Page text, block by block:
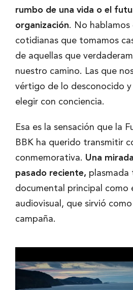
rumbo de una vida o el
organización. No hablamos
cotidianas que tomamos
de aquellas que
nuestro camino. Las que
vértigo de lo desconocido
elegir con conciencia.
Esa es la sensación que la
BBK ha querido transmitir
conmemorativa. Una
pasado reciente, plasmada
documental principal como
audiovisual, que sirvió
campaña.